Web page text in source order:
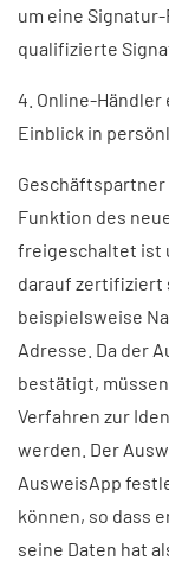
um eine
qualifizierte
4. Online-
Einblick in
Funktion des
freigeschaltet ist
darauf zertifiziert
beispielsweise
Adresse. Da der
bestätigt,
Verfahren zur
werden. Der
AusweisApp
können, so dass
seine Daten hat